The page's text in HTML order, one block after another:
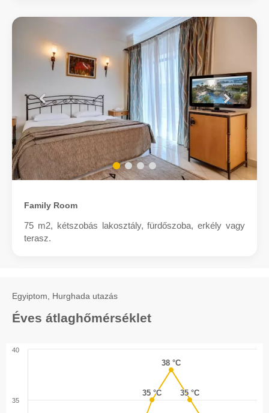
Family Room
75 m2, kétszobás lakosztály, fürdőszoba, erkély vagy
terasz.
Egyiptom, Hurghada utazás
Éves átlaghőmérséklet
35 °C
35 °C
38 °C
38 °C
35 °C
35 °C
35
40